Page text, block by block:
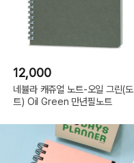
12,000
네뷸라 캐쥬얼 노트-오일 그린(도
트) Oil Green 만년필노트